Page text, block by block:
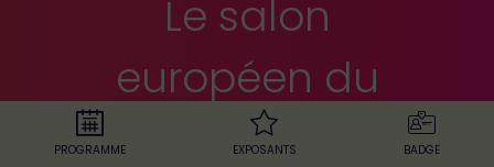
Le salon
européen du
retail
PROGRAMME EXPOSANTS BADGE